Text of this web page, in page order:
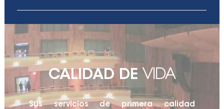
CALIDAD DE VIDA
Sus servicios de primera calidad